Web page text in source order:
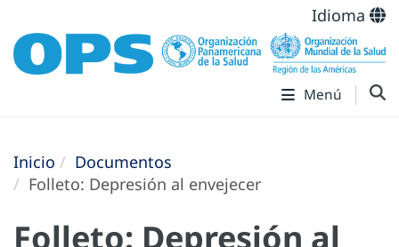
Idioma
Menú
Inicio
Documentos
Folleto: Depresión al envejecer
Folleto: Depresión al